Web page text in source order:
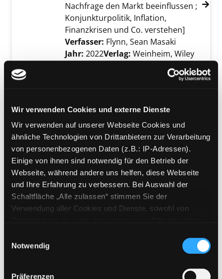
Wir verwenden Cookies und externe Dienste
Wir verwenden auf unserer Webseite Cookies und
ähnliche Technologien von Drittanbietern zur Verarbeitung
von personenbezogenen Daten (z.B.: IP-Adressen).
Einige von ihnen sind notwendig für den Betrieb der
Webseite, während andere uns helfen, diese Webseite
und Ihre Erfahrung zu verbessern. Bei Auswahl der
Schaltfläche „Alle zulassen“ stimmen Sie der
Verwendung aller Cookies und Dienste, sowohl von
Cookies von Drittanbietern, eine Verarbeitung in
unsicheren Drittländern (Länder außerhalb des EWR
ohne adäquates Datenschutzniveau) stattfinden kann. In
Notwendig
Präferenzen
Nachfrage den Markt beeinflussen ;
Konjunkturpolitik, Inflation,
Finanzkrisen und Co. verstehen]
Verfasser: Flynn, Sean Masaki
Jahr: 2022Verlag: Weinheim, Wiley
Lernen einfach gemacht
Suche nach diesem Verfasser
Jahr:2019
Verlag:München, Dorling
Kindersley-Verl.
Exemplar-Details von Wirtschaft verstehen
Mediengruppe:Sachbuch
Wirtschaft verstehen mit
Infografiken
eine Einführung in 111 Infografiken
Suche nach diesem Verfasser
Jahr:2016
Exemplar-Details von Das Wirtschaftsbuch
[wichtige Theorien einfach erklärt]